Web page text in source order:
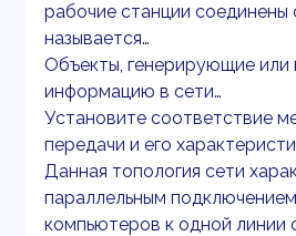
рабочие станции соединены
называется…
Объекты, генерирующие
информацию в сети…
Установите соответствие
передачи и его
Данная топология сети
параллельным
компьютеров к одной линии